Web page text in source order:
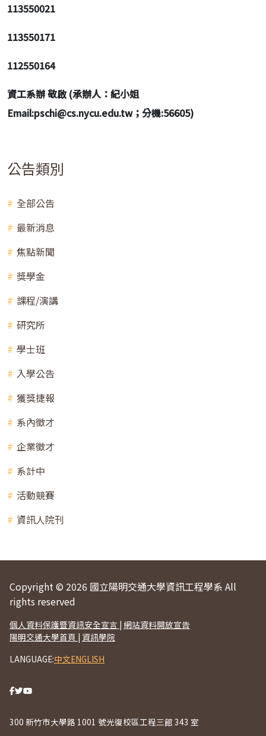
113550021
113550171
112550164
資工系辦 敬啟 (承辦人：紀小姐
Email:pschi@cs.nycu.edu.tw；分機:56605)
公告類別
全部公告
最新消息
焦點新聞
獎學金
課程/演講
研究所
學士班
入學公告
獲獎捷報
系內徵才
企業徵才
系計中
活動競賽
資訊人院刊
Copyright © 2026 國立陽明交通大學資訊工程學系 All
rights reserved
個人資料保護暨資訊安全宣言 | 網站資料開放宣告
陽明交通大學首頁 | 資訊學院
LANGUAGE:中文ENGLISH
300 新竹市大學路 1001 號光復校區工程三館 343 室